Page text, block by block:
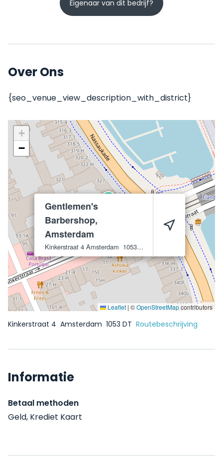
Eigenaar van dit bedrijf?
Over Ons
{seo_venue_view_description_with_district}
Gentlemen's
Barbershop,
Amsterdam
Kinkerstraat 4 Amsterdam 1053 DT
+
−
Leaflet | ©OpenStreetMapcontributors
Kinkerstraat 4 Amsterdam 1053 DT Routebeschrijving
Informatie
Betaal methoden
Geld, Krediet Kaart